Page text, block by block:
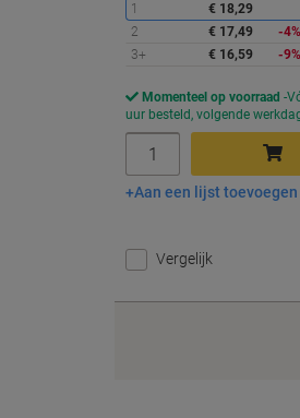
1
€ 18,29
2
€ 17,49
-4%
3+
€ 16,59 -9%
Momenteel op voorraad
uur besteld, volgende
In
Aan een lijst toevoegen
Vergelijk